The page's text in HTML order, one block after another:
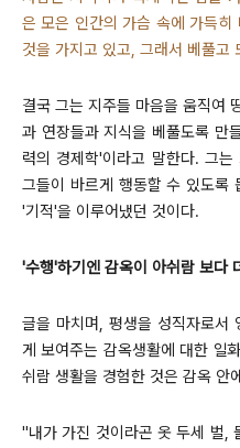
은 모은 인간의 가슴 속에 가득
것을 가지고 있고, 그래서 베풀고
결국 그는 지주들 마음을 움직여
과 연장들과 지식을 베풀도록 만
력의 경제학'이라고 말한다. 그
그들이 바르게 행동할 수 있도록
'기적'을 이루어냈던 것이다.
'수행'하기엔 감옥이 아쉬람 보다
글을 마치며, 평생을 성직자로서
게 보여주는 감옥생활에 대한 일
쉬람 생활을 경험한 것은 감옥 안
"내가 가진 것이라곤 옷 두세 벌,